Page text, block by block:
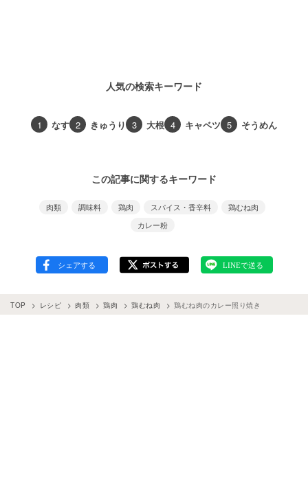
人気の検索キーワード
1 なす 2 きゅうり 3 大根 4 キャベツ 5 そうめん
この記事に関するキーワード
肉類 調味料 鶏肉 スパイス・香辛料
鶏むね肉
カレー粉
TOP レシピ 肉類 鶏肉 鶏むね肉 鶏むね肉のカレー照り焼き